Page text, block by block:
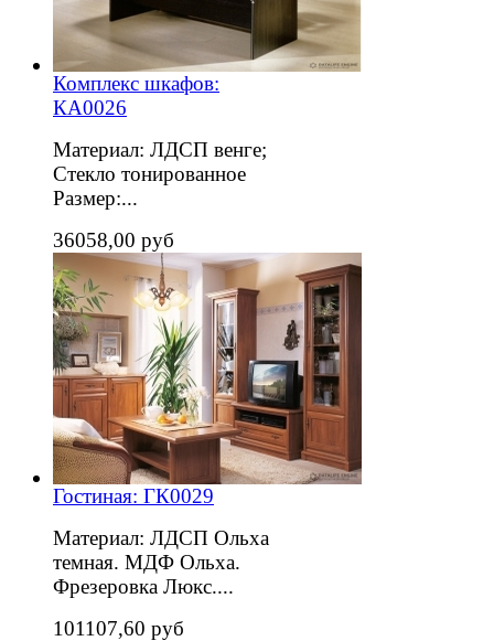
Комплекс шкафов:
КА0026
Материал: ЛДСП венге;
Стекло тонированное
Размер:...
36058,00 руб
Гостиная: ГК0029
Материал: ЛДСП Ольха
темная. МДФ Ольха.
Фрезеровка Люкс....
101107,60 руб